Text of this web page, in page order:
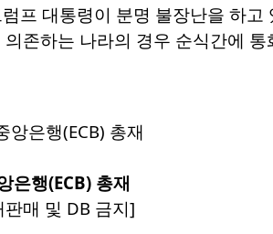
프 대통령이 분명 불장난을 하
존하는 나라의 경우 순식간에
은행(ECB) 총재
판매 및 DB 금지]